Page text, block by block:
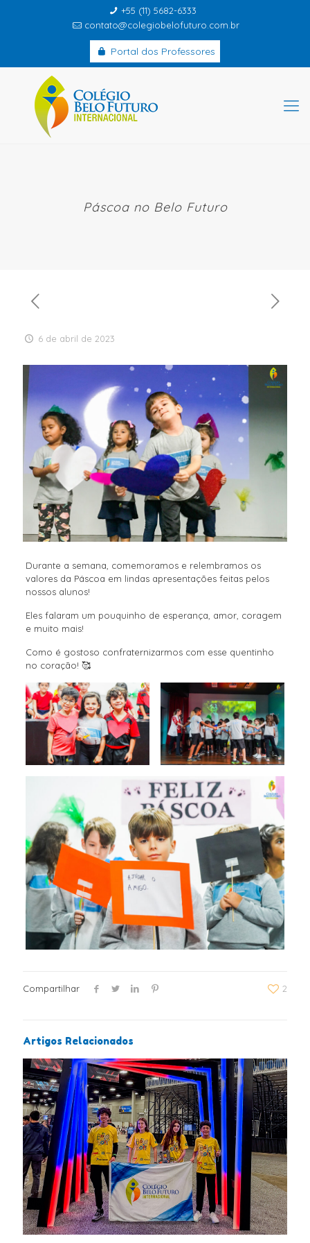
+55 (11) 5682-6333
contato@colegiobelofuturo.com.br
Portal dos Professores
Páscoa no Belo Futuro
6 de abril de 2023
Durante a semana, comemoramos e relembramos os
valores da Páscoa em lindas apresentações feitas pelos
nossos alunos!
Eles falaram um pouquinho de esperança, amor, coragem
e muito mais!
Como é gostoso confraternizarmos com esse quentinho
no coração! 🥰
Compartilhar 2
Artigos Relacionados